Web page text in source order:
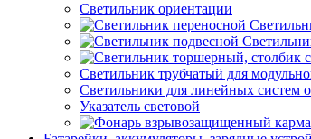
Светильник ориентации
Светильник трубчатый для
Светильники для линейных систем
Указатель световой